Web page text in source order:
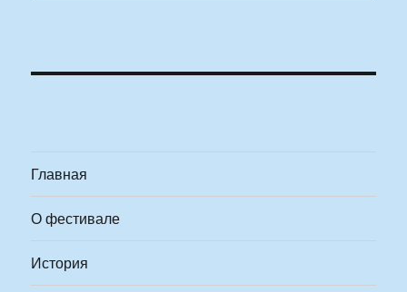
Главная
О фестивале
История